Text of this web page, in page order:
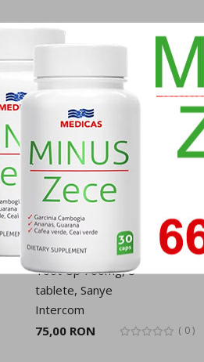
Toot Up 700mg, 8
tablete, Sanye
Intercom
0
75,00 RON